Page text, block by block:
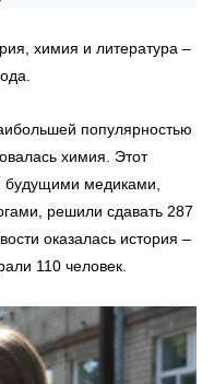
химия и литература –
популярностью
химия. Этот
будущими медиками,
решили сдавать 287
оказалась история –
110 человек.